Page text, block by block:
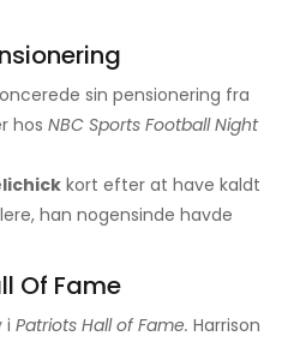
sin pensionering fra
hos NBC Sports Football Night
kort efter at have kaldt
han nogensinde havde
Of Fame
i Patriots Hall of Fame. Harrison